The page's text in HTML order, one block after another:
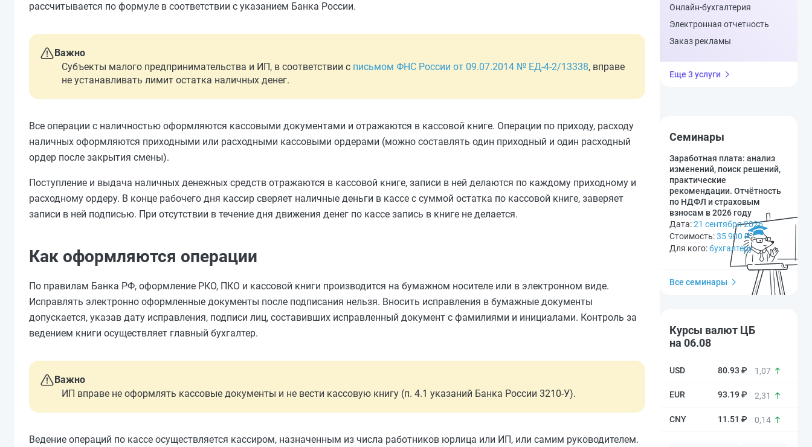
рассчитывается по формуле в соответствии с указанием Банка России.
Важно
Субъекты малого предпринимательства и ИП, в соответствии с письмом ФНС России от 09.07.2014 № ЕД-4-2/13338, вправе
не устанавливать лимит остатка наличных денег.
Все операции с наличностью оформляются кассовыми документами и отражаются в кассовой книге. Операции по приходу, расходу
наличных оформляются приходными или расходными кассовыми ордерами (можно составлять один приходный и один расходный
ордер после закрытия смены).
Поступление и выдача наличных денежных средств отражаются в кассовой книге, записи в ней делаются по каждому приходному и
расходному ордеру. В конце рабочего дня кассир сверяет наличные деньги в кассе с суммой остатка по кассовой книге, заверяет
записи в ней подписью. При отсутствии в течение дня движения денег по кассе запись в книге не делается.
Как оформляются операции
По правилам Банка РФ, оформление РКО, ПКО и кассовой книги производится на бумажном носителе или в электронном виде.
Исправлять электронно оформленные документы после подписания нельзя. Вносить исправления в бумажные документы
допускается, указав дату исправления, подписи лиц, составивших исправленный документ с фамилиями и инициалами. Контроль за
ведением книги осуществляет главный бухгалтер.
Важно
ИП вправе не оформлять кассовые документы и не вести кассовую книгу (п. 4.1 указаний Банка России 3210-У).
Ведение операций по кассе осуществляется кассиром, назначенным из числа работников юрлица или ИП, или самим руководителем.
Онлайн-бухгалтерия
Электронная отчетность
Заказ рекламы
Еще 3 услуги
Семинары
Заработная плата: анализ
изменений, поиск решений,
практические
рекомендации. Отчётность
по НДФЛ и страховым
взносам в 2026 году
Дата:21 сентября 2026
Стоимость:35 900 ₽
Для кого:бухгалтеру
Все семинары
Курсы валют ЦБ
на 06.08
80.93 ₽ 1,07
93.19 ₽ 2,31
11.51 ₽ 0,14